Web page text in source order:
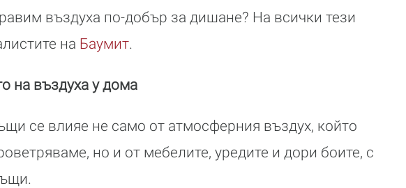
въздуха по-добър за дишане? На всички тези
на Баумит.
на въздуха у дома
се влияе не само от атмосферния въздух, който
но и от мебелите, уредите и дори боите, с